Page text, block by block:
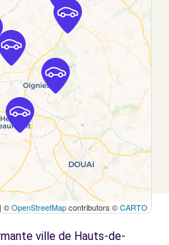
PORTE DE
LES-MINES (C)
A.CALLENS -
9.7
km
| ©OpenStreetMapcontributors ©CARTO
ville de Hauts-de-